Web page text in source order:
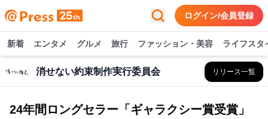
ログイン/会員登録
新着 エンタメ グルメ 旅行 ファッション・美容 ライフスタ
消せない約束制作実行委員会 リリース一覧
24年間ロングセラー「ギャラクシー賞受賞」